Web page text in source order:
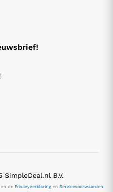
B.V.
en de Privacyverklaring en Servicevoorwaarden